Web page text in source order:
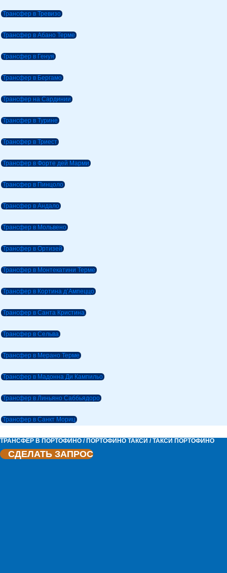
Трансфер в Тревизо
Трансфер в Абано Терме
Трансфер в Генуя
Трансфер в Бергамо
Трансфер на Сардинии
Трансфер в Турине
Трансфер в Триест
Трансфер в Форте дей Марми
Трансфер в Пинцоло
Трансфер в Андало
Трансфер в Мольвено
Трансфер в Ортизей
Трансфер в Монтекатини Терме
Трансфер в Кортина д’Ампеццо
Трансфер в Санта Кристина
Трансфер в Сельва
Трансфер в Мерано Терме
Трансфер в Мадонна Ди Кампильо
Трансфер в Линьяно Саббьядоро
Трансфер в Санкт Мориц
ТРАНСФЕР В ПОРТОФИНО / ПОРТОФИНО ТАКСИ / ТАКСИ ПОРТОФИНО
СДЕЛАТЬ ЗАПРОС